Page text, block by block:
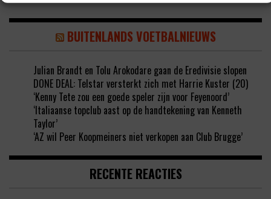
BUITENLANDS VOETBALNIEUWS
Julian Brandt en Tolu Arokodare gaan de Eredivisie slopen
DONE DEAL: Telstar versterkt zich met Harrie Kuster (20)
‘Kenny Tete zou een goede speler zijn voor Feyenoord’
‘Italiaanse topclub aast op de handtekening van Kenneth
Taylor’
‘AZ wil Peer Koopmeiners niet verkopen aan Club Brugge’
RECENTE REACTIES